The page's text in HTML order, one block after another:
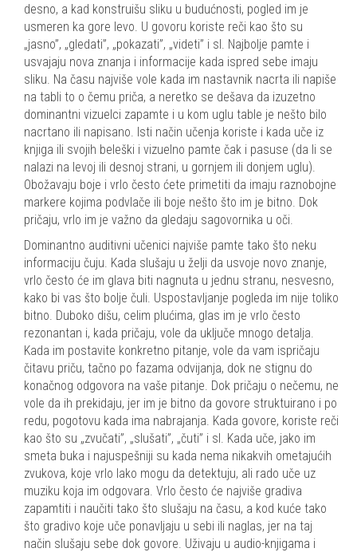
desno, a kad konstruišu sliku u budućnosti, pogled im je
usmeren ka gore levo. U govoru koriste reči kao što su
„jasno”, „gledati”, „pokazati”, „videti” i sl. Najbolje pamte i
usvajaju nova znanja i informacije kada ispred sebe imaju
sliku. Na času najviše vole kada im nastavnik nacrta ili napiše
na tabli to o čemu priča, a neretko se dešava da izuzetno
dominantni vizuelci zapamte i u kom uglu table je nešto bilo
nacrtano ili napisano. Isti način učenja koriste i kada uče iz
knjiga ili svojih beleški i vizuelno pamte čak i pasuse (da li se
nalazi na levoj ili desnoj strani, u gornjem ili donjem uglu).
Obožavaju boje i vrlo često ćete primetiti da imaju raznobojne
markere kojima podvlače ili boje nešto što im je bitno. Dok
pričaju, vrlo im je važno da gledaju sagovornika u oči.
Dominantno auditivni učenici najviše pamte tako što neku
informaciju čuju. Kada slušaju u želji da usvoje novo znanje,
vrlo često će im glava biti nagnuta u jednu stranu, nesvesno,
kako bi vas što bolje čuli. Uspostavljanje pogleda im nije toliko
bitno. Duboko dišu, celim plućima, glas im je vrlo često
rezonantan i, kada pričaju, vole da uključe mnogo detalja.
Kada im postavite konkretno pitanje, vole da vam ispričaju
čitavu priču, tačno po fazama odvijanja, dok ne stignu do
konačnog odgovora na vaše pitanje. Dok pričaju o nečemu, ne
vole da ih prekidaju, jer im je bitno da govore struktuirano i po
redu, pogotovu kada ima nabrajanja. Kada govore, koriste reči
kao što su „zvučati”, „slušati”, „čuti” i sl. Kada uče, jako im
smeta buka i najuspešniji su kada nema nikakvih ometajućih
zvukova, koje vrlo lako mogu da detektuju, ali rado uče uz
muziku koja im odgovara. Vrlo često će najviše gradiva
zapamtiti i naučiti tako što slušaju na času, a kod kuće tako
što gradivo koje uče ponavljaju u sebi ili naglas, jer na taj
način slušaju sebe dok govore. Uživaju u audio-knjigama i